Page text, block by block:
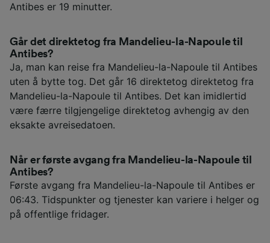
Antibes er 19 minutter.
Går det direktetog fra Mandelieu-la-Napoule til
Antibes?
Ja, man kan reise fra Mandelieu-la-Napoule til Antibes
uten å bytte tog. Det går 16 direktetog direktetog fra
Mandelieu-la-Napoule til Antibes. Det kan imidlertid
være færre tilgjengelige direktetog avhengig av den
eksakte avreisedatoen.
Når er første avgang fra Mandelieu-la-Napoule til
Antibes?
Første avgang fra Mandelieu-la-Napoule til Antibes er
06:43. Tidspunkter og tjenester kan variere i helger og
på offentlige fridager.